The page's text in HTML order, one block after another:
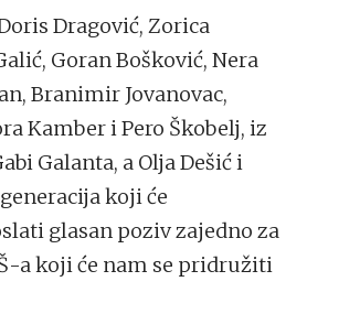
Dragović, Zorica
Goran Bošković, Nera
Branimir Jovanovac,
Kamber i Pero Škobelj, iz
Galanta, a Olja Dešić i
koji će
glasan poziv zajedno za
a koji će nam se pridružiti